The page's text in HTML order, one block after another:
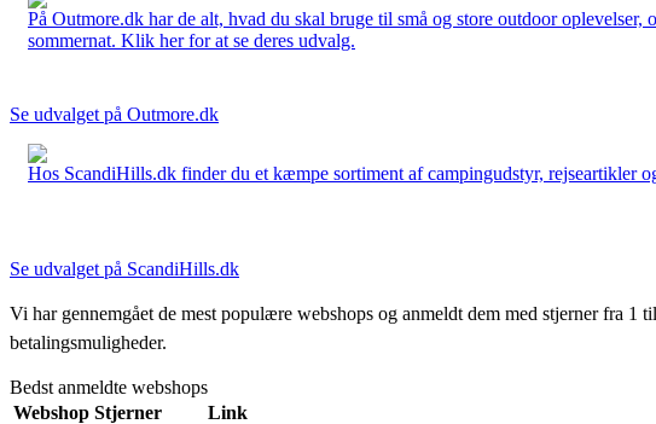
På Outmore.dk har de alt, hvad du skal bruge til små og store outdoor
sommernat. Klik her for at se deres udvalg.
Se udvalget på Outmore.dk
Hos ScandiHills.dk finder du et kæmpe sortiment af campingudstyr, rejseartikler
Se udvalget på ScandiHills.dk
Vi har gennemgået de mest populære webshops og anmeldt dem med stjerner fra
betalingsmuligheder.
Bedst anmeldte webshops
Webshop Stjerner
Link